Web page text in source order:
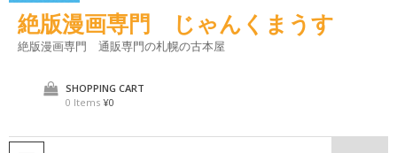
絶版漫画専門 じゃんくまうす
絶版漫画専門 通販専門の札幌の古本屋
SHOPPING CART
0 Items ¥0